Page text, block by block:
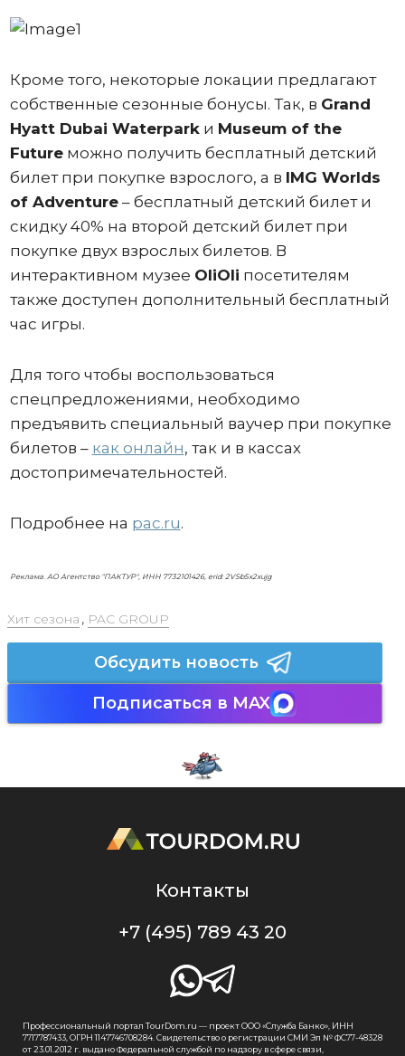
Кроме того, некоторые локации предлагают
собственные сезонные бонусы. Так, в Grand
Hyatt Dubai Waterparkи Museum of the
Futureможно получить бесплатный детский
билет при покупке взрослого, а в IMG Worlds
of Adventure– бесплатный детский билет и
скидку 40% на второй детский билет при
покупке двух взрослых билетов. В
интерактивном музее OliOli посетителям
также доступен дополнительный бесплатный
час игры.
Для того чтобы воспользоваться
спецпредложениями, необходимо
предъявить специальный ваучер при покупке
билетов – как онлайн, так и в кассах
достопримечательностей.
Подробнее на pac.ru.
Реклама. АО Агентство "ПАКТУР", ИНН 7732101426, erid: 2VSb5x2xujg
Хит сезона , PAC GROUP
Обсудить новость
Подписаться в MAX
Контакты
+7 (495) 789 43 20
Профессиональный портал TourDom.ru — проект ООО «Служба Банко», ИНН
7717787433, ОГРН 1147746708284. Свидетельство о регистрации СМИ Эл № ФС77-48328
от 23.01.2012 г. выдано Федеральной службой по надзору в сфере связи,